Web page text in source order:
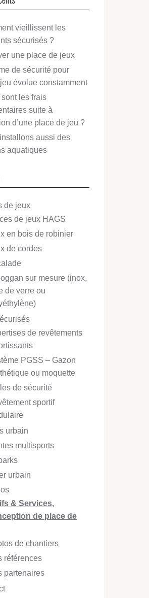
vieillissent les
sécurisés ?
une place de jeux
de sécurité pour
évolue constamment
les frais
suite à
d’une place de jeu ?
aussi des
aquatiques
de jeux
de jeux HAGS
en bois de robinier
de cordes
sur mesure (inox,
de verre ou
de revêtements
PGSS – Gazon
ou moquette
de sécurité
sportif
urbain
multisports
urbain
& Services,
de place de
de chantiers
références
partenaires